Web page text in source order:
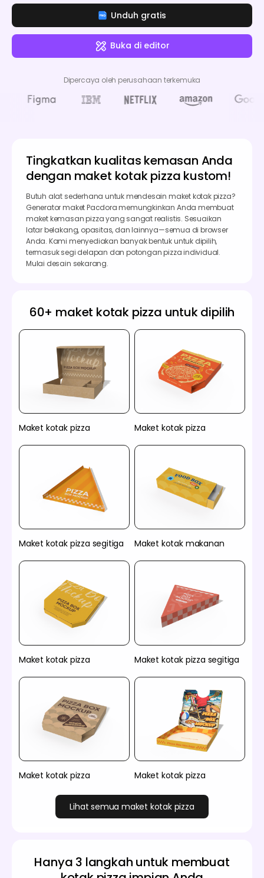
segitiga
Unduh gratis
Buka di editor
Dipercaya oleh perusahaan terkemuka
Tingkatkan kualitas kemasan Anda
dengan maket kotak pizza kustom!
Butuh alat sederhana untuk mendesain maket kotak pizza?
Generator maket Pacdora memungkinkan Anda membuat
maket kemasan pizza yang sangat realistis. Sesuaikan
latar belakang, opasitas, dan lainnya—semua di browser
Anda. Kami menyediakan banyak bentuk untuk dipilih,
termasuk segi delapan dan potongan pizza individual.
Mulai desain sekarang.
60+ maket kotak pizza untuk dipilih
Maket kotak pizza Maket kotak pizza
Maket kotak pizza segitiga Maket kotak makanan
Maket kotak pizza Maket kotak pizza segitiga
Maket kotak pizza Maket kotak pizza
Lihat semua maket kotak pizza
Hanya 3 langkah untuk membuat